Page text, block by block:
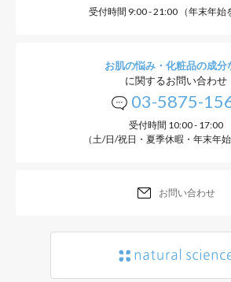
受付時間 9:00 - 21:00 （年末年始
お肌の悩み・化粧品の成分
に関するお問い合わせ
03-5875-
受付時間 10:00 - 17:00
（土/日/祝日・夏季休暇・年末年始
お問い合わせ